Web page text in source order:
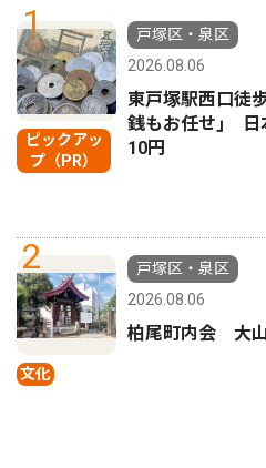
1
ピックアッ
プ（PR）
戸塚区・泉区
2026.08.06
東戸塚駅西口徒
銭もお任せ｣ 日
10円
2
文化
戸塚区・泉区
2026.08.06
柏尾町内会 大